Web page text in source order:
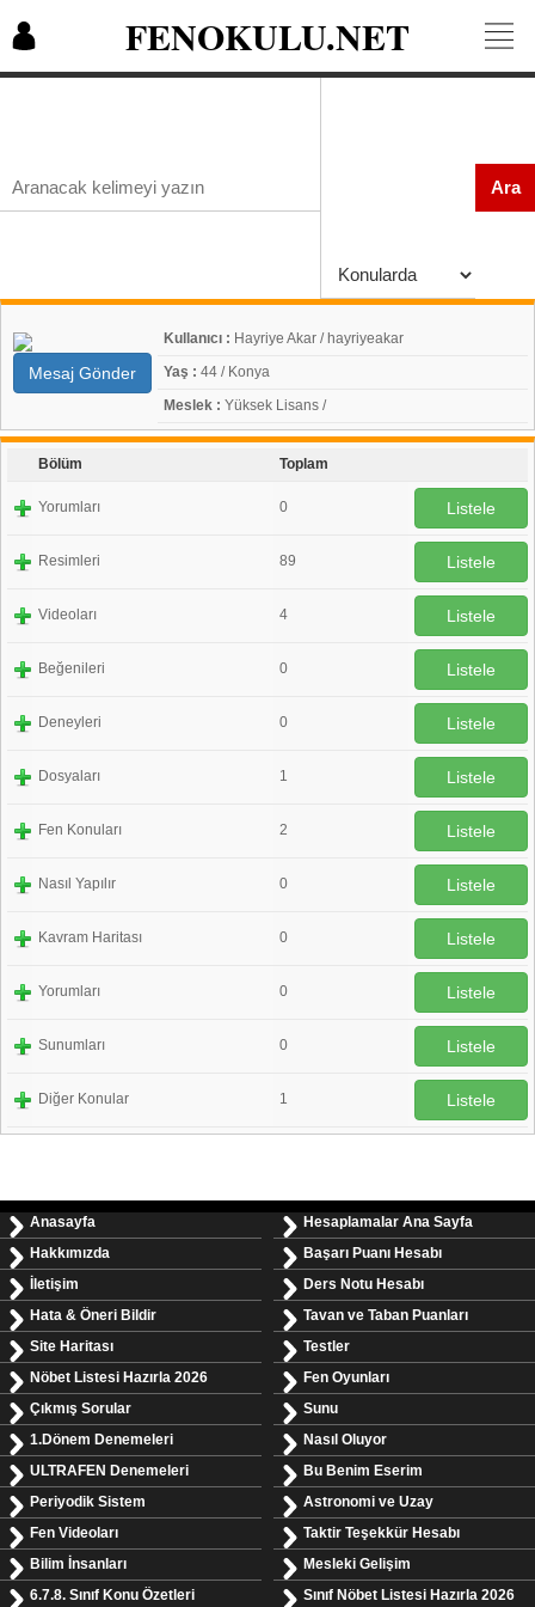
FENOKULU.NET
Ara
Mesaj Gönder
Kullanıcı : Hayriye Akar / hayriyeakar
Yaş : 44 / Konya
Meslek : Yüksek Lisans /
Bölüm Toplam
Yorumları 0 Listele
Resimleri 89 Listele
Videoları 4 Listele
Beğenileri 0 Listele
Deneyleri 0 Listele
Dosyaları 1 Listele
Fen Konuları 2 Listele
Nasıl Yapılır 0 Listele
Kavram Haritası 0 Listele
Yorumları 0 Listele
Sunumları 0 Listele
Diğer Konular 1 Listele
Anasayfa
Hakkımızda
İletişim
Hata & Öneri Bildir
Site Haritası
Nöbet Listesi Hazırla 2026
Çıkmış Sorular
1.Dönem Denemeleri
ULTRAFEN Denemeleri
Periyodik Sistem
Fen Videoları
Bilim İnsanları
6.7.8. Sınıf Konu Özetleri
Hesaplamalar Ana Sayfa
Başarı Puanı Hesabı
Ders Notu Hesabı
Tavan ve Taban Puanları
Testler
Fen Oyunları
Sunu
Nasıl Oluyor
Bu Benim Eserim
Astronomi ve Uzay
Taktir Teşekkür Hesabı
Mesleki Gelişim
Sınıf Nöbet Listesi Hazırla 2026